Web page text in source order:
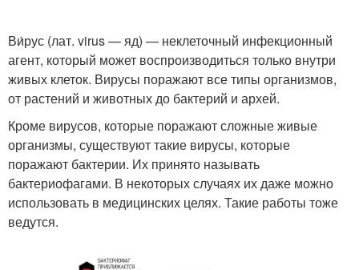
Ви́рус (лат. virus — яд) — неклеточный инфекционный
агент, который может воспроизводиться только внутри
живых клеток. Вирусы поражают все типы организмов,
от растений и животных до бактерий и архей.
Кроме вирусов, которые поражают сложные живые
организмы, существуют такие вирусы, которые
поражают бактерии. Их принято называть
бактериофагами. В некоторых случаях их даже можно
использовать в медицинских целях. Такие работы тоже
ведутся.